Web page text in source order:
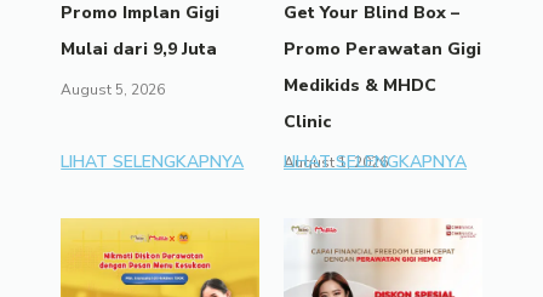
Promo Implan Gigi
Mulai dari 9,9 Juta
August 5, 2026
LIHAT SELENGKAPNYA
Get Your Blind Box –
Promo Perawatan Gigi
Medikids & MHDC
Clinic
August 1, 2026
LIHAT SELENGKAPNYA